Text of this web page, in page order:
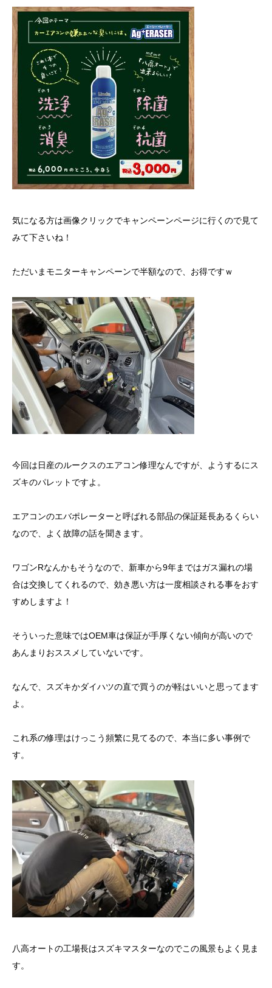
気になる方は画像クリックでキャンペーンページに行くので見て
みて下さいね！
ただいまモニターキャンペーンで半額なので、お得ですｗ
今回は日産のルークスのエアコン修理なんですが、ようするにス
ズキのパレットですよ。
エアコンのエバポレーターと呼ばれる部品の保証延長あるくらい
なので、よく故障の話を聞きます。
ワゴンRなんかもそうなので、新車から9年まではガス漏れの場
合は交換してくれるので、効き悪い方は一度相談される事をおす
すめしますよ！
そういった意味ではOEM車は保証が手厚くない傾向が高いので
あんまりおススメしていないです。
なんで、スズキかダイハツの直で買うのが軽はいいと思ってます
よ。
これ系の修理はけっこう頻繁に見てるので、本当に多い事例で
す。
八高オートの工場長はスズキマスターなのでこの風景もよく見ま
す。